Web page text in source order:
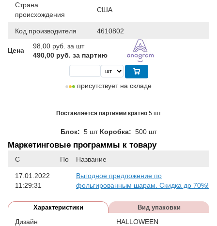
Страна
происхождения
США
Код производителя 4610802
Цена
98,00 руб. за шт
490,00 руб. за партию
присутствует на складе
Поставляется партиями кратно 5 шт
Блок: 5 шт Коробка: 500 шт
Маркетинговые программы к товару
С По Название
17.01.2022
11:29:31
Выгодное предложение по
фольгированным шарам. Скидка до 70%!
Характеристики Вид упаковки
Дизайн HALLOWEEN